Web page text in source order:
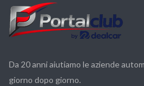
Da 20 anni aiutiamo le aziende
giorno dopo giorno.